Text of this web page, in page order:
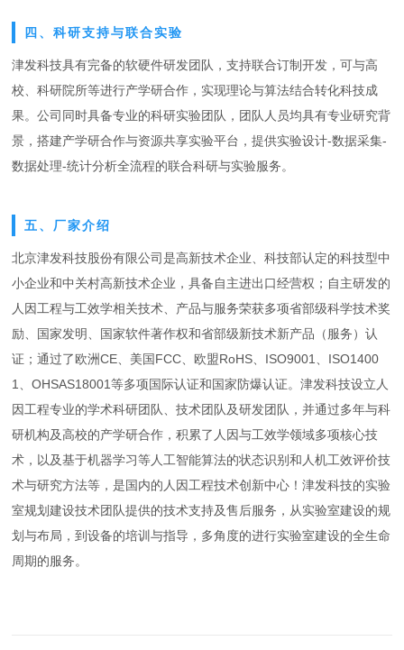
四、科研支持与联合实验
津发科技具有完备的软硬件研发团队，支持联合订制开发，可与高
校、科研院所等进行产学研合作，实现理论与算法结合转化科技成
果。公司同时具备专业的科研实验团队，团队人员均具有专业研究背
景，搭建产学研合作与资源共享实验平台，提供实验设计-数据采集-
数据处理-统计分析全流程的联合科研与实验服务。
五、厂家介绍
北京津发科技股份有限公司是高新技术企业、科技部认定的科技型中
小企业和中关村高新技术企业，具备自主进出口经营权；自主研发的
人因工程与工效学相关技术、产品与服务荣获多项省部级科学技术奖
励、国家发明、国家软件著作权和省部级新技术新产品（服务）认
证；通过了欧洲CE、美国FCC、欧盟RoHS、ISO9001、ISO1400
1、OHSAS18001等多项国际认证和国家防爆认证。津发科技设立人
因工程专业的学术科研团队、技术团队及研发团队，并通过多年与科
研机构及高校的产学研合作，积累了人因与工效学领域多项核心技
术，以及基于机器学习等人工智能算法的状态识别和人机工效评价技
术与研究方法等，是国内的人因工程技术创新中心！津发科技的实验
室规划建设技术团队提供的技术支持及售后服务，从实验室建设的规
划与布局，到设备的培训与指导，多角度的进行实验室建设的全生命
周期的服务。